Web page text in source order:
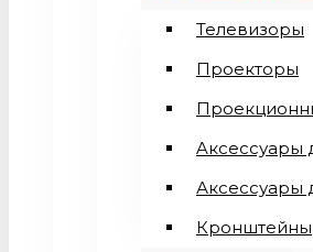
Телевизоры
Проекторы
Aксессуары
Аксессуары
Кронштейны